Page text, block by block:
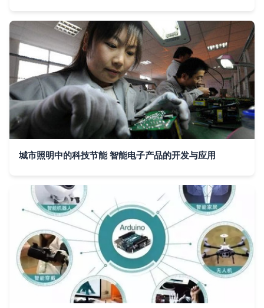
城市照明中的科技节能 智能电子产品的开发与应用